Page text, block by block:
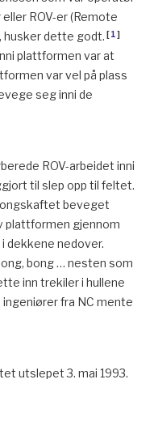
ROV-er (Remote
husker dette godt. [1]
plattformen var at
var vel på plass
seg inni de
ROV-arbeidet inni
til slep opp til feltet.
beveget
plattformen gjennom
dekkene nedover.
bong … nesten som
inn trekiler i hullene
fra NC mente
utslepet 3. mai 1993.